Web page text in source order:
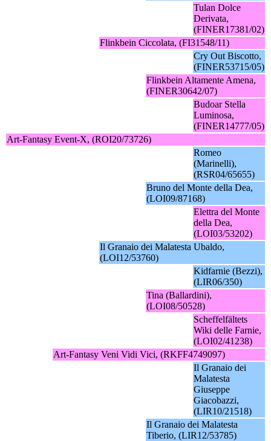
Tulan Dolce
Derivata,
(FINER17381/02)
Flinkbein Ciccolata, (FI31548/11)
Cry Out Biscotto,
(FINER53715/05)
Flinkbein Altamente Amena,
(FINER30642/07)
Budoar Stella
Luminosa,
(FINER14777/05)
Art-Fantasy Event-X, (ROI20/73726)
Romeo
(Marinelli),
(RSR04/65655)
Bruno del Monte della Dea,
(LOI09/87168)
Elettra del Monte
della Dea,
(LOI03/53202)
Il Granaio dei Malatesta Ubaldo,
(LOI12/53760)
Kidfarnie (Bezzi),
(LIR06/350)
Tina (Ballardini),
(LOI08/50528)
Scheffelfältets
Wiki delle Farnie,
(LOI02/41238)
Art-Fantasy Veni Vidi Vici, (RKFF4749097)
Il Granaio dei
Malatesta
Giuseppe
Giacobazzi,
(LIR10/21518)
Il Granaio dei Malatesta
Tiberio, (LIR12/53785)